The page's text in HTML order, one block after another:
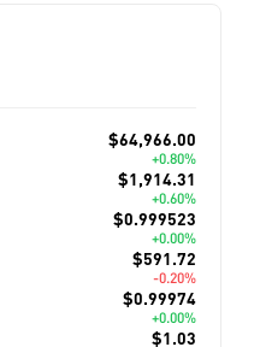
$64,966.00
+0.80%
$1,914.31
+0.60%
$0.999523
+0.00%
$591.72
-0.20%
$0.99974
+0.00%
$1.03